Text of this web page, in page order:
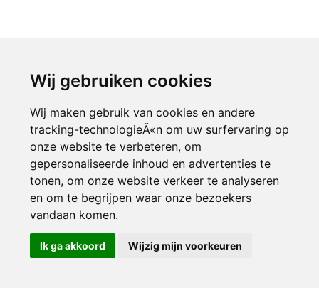
Wij gebruiken cookies
Wij maken gebruik van cookies en andere
tracking-technologieÃ«n om uw surfervaring op
onze website te verbeteren, om
gepersonaliseerde inhoud en advertenties te
tonen, om onze website verkeer te analyseren
en om te begrijpen waar onze bezoekers
vandaan komen.
Ik ga akkoord Wijzig mijn voorkeuren